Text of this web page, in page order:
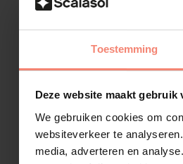
Toestemming
Deze website maakt gebruik
We gebruiken cookies om
websiteverkeer te
media, adverteren en
Applications
Contrôle du
Porte d'entrée
Bureaux et
BTP et